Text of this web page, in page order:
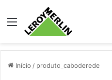
Menu
Início / produto_caboderede